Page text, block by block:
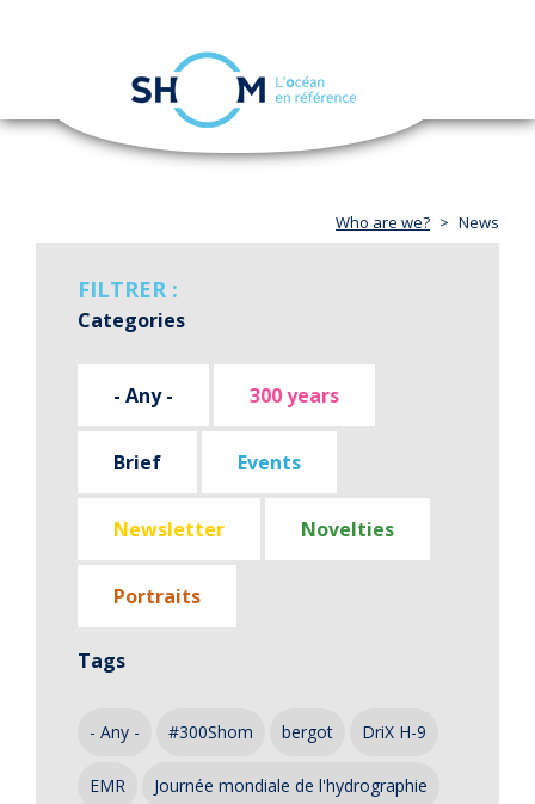
Skip
navigation
Who are we? News
FILTRER :
Categories
- Any - 300 years
Brief Events
Newsletter Novelties
Portraits
Tags
- Any - #300Shom bergot DriX H-9
EMR Journée mondiale de l'hydrographie